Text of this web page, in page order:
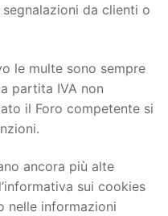
da clienti o
le multe sono sempre
partita IVA non
il Foro competente si
ancora più alte
sui cookies
nelle informazioni